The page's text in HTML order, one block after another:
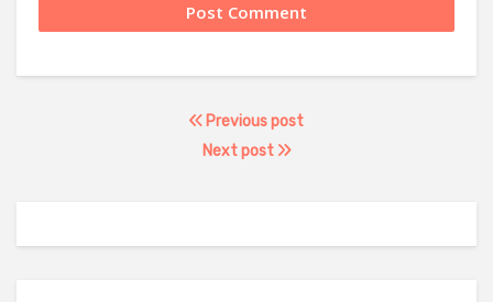
Previous post
Next post